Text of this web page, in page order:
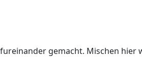
gemacht. Mischen hier